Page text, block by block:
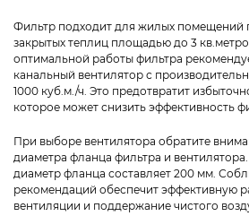
Фильтр подходит для жилых помещений
закрытых теплиц площадью до 3
оптимальной работы фильтра
канальный вентилятор с
1000 куб.м./ч. Это предотвратит
которое может снизить эффективность
При выборе вентилятора обратите
диаметра фланца фильтра и
диаметр фланца составляет 200 мм.
рекомендаций обеспечит эффективную
вентиляции и поддержание чистого